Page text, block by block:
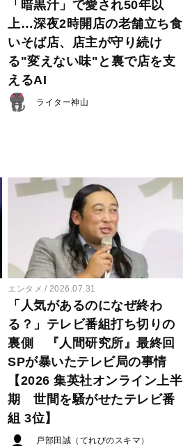
「暗黒汁」で愛され50年以
上…深夜2時開店の老舗立ち食
いそば店、店主が守り続け
る"変えない味"と裏で店を支
えるAI
ライター神山
エンタメ 2026.07.31
「人気があるのになぜ終わ
る？」テレビ番組打ち切りの
裏側 『人間研究所』最終回
SPが暴いたテレビ局の事情
【2026 集英社オンライン上半
期 世間を騒がせたテレビ番
組 3位】
戸部田誠（てれびのスキマ）